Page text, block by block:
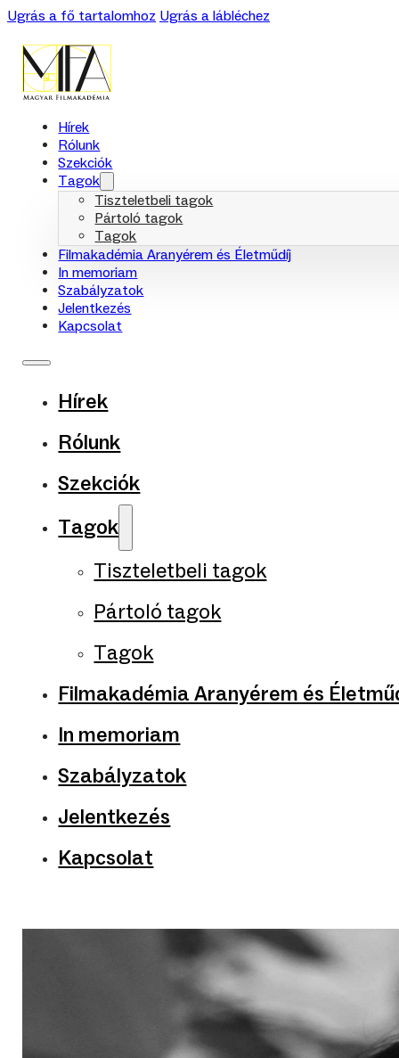
Ugrás a fő tartalomhoz Ugrás a lábléchez
Hírek
Rólunk
Szekciók
Tagok
Tiszteletbeli tagok
Pártoló tagok
Tagok
Filmakadémia Aranyérem és Életműdíj
In memoriam
Szabályzatok
Jelentkezés
Kapcsolat
Hírek
Rólunk
Szekciók
Tagok
Tiszteletbeli tagok
Pártoló tagok
Tagok
Filmakadémia Aranyérem és
In memoriam
Szabályzatok
Jelentkezés
Kapcsolat